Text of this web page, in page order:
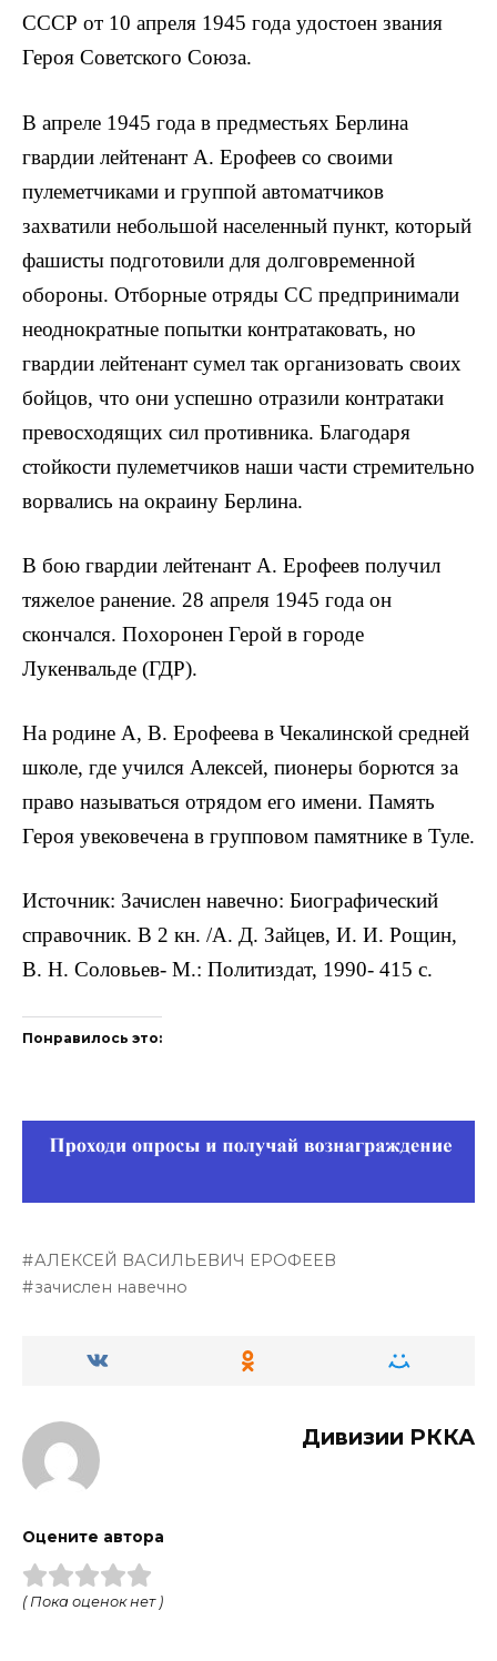
СССР от 10 апреля 1945 года удостоен звания
Героя Советского Союза.
В апреле 1945 года в предместьях Берлина
гвардии лейтенант А. Ерофеев со своими
пулеметчиками и группой автоматчиков
захватили небольшой населенный пункт, который
фашисты подготовили для долговре­менной
обороны. Отборные отряды СС предпринимали
неоднократные попытки контратаковать, но
гвардии лейтенант сумел так организовать своих
бойцов, что они успешно отразили контратаки
превосходящих сил противника. Благодаря
стойкости пулеметчиков наши части стремительно
ворвались на окраину Берлина.
В бою гвардии лейтенант А. Ерофеев получил
тяже­лое ранение. 28 апреля 1945 года он
скончался. Похоронен Герой в городе
Лукенвальде (ГДР).
На родине А, В. Ерофеева в Чекалинской средней
школе, где учился Алексей, пионеры борются за
право называться отрядом его имени. Память
Героя увекове­чена в групповом памятнике в Туле.
Источник: Зачислен навечно: Биографический
справочник. В 2 кн. /А. Д. Зайцев, И. И. Рощин,
В. Н. Соловьев- М.: Политиздат, 1990- 415 с.
Понравилось это:
АЛЕКСЕЙ ВАСИЛЬЕВИЧ ЕРОФЕЕВ
зачислен навечно
Дивизии РККА
Оцените автора
( Пока оценок нет )